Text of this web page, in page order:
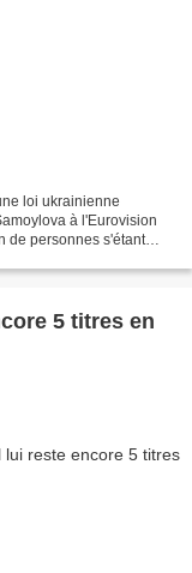
loi ukrainienne
à l'Eurovision
de personnes s'étant
5 titres en